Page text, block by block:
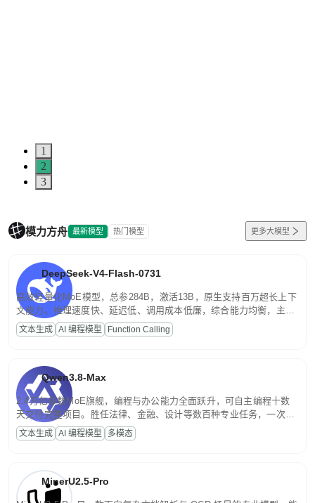
1
2
3
模力方舟 最新模型 热门模型 更多大模型
DeepSeek-V4-Flash-0731
高效轻量化MoE模型，总参284B，激活13B，原生支持百万超长上下
文能力。推理速度快、延迟低、调用成本低廉，综合能力均衡，主打
高并发、轻量化任务，适合日常对话、内容创作、基础 RAG、批量
文案处理等普惠刚需场景。
文本生成 AI 编程模型 Function Calling
Qwen3.8-Max
2.4万亿参数MoE旗舰，编程与办公能力全面跃升，可自主编程十数
天交付完整项目。胜任法律、金融、设计等数百种专业任务，一次对
话端到端交付生产级成果。原生视觉理解贯穿规划、执行与验证全流
程，支持超长文档与长视频的深度语义解析。长程任务中自主规划与
文本生成 AI 编程模型 多模态
MinerU2.5-Pro